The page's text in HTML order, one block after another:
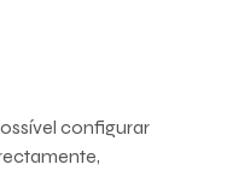
configurar